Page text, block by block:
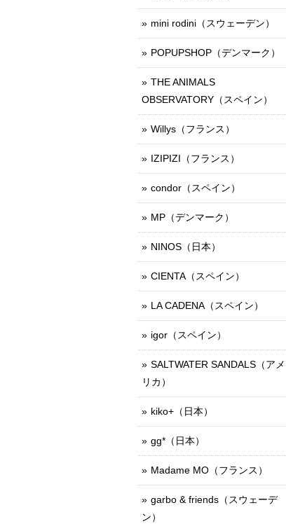
mini rodini（スウェーデン）
POPUPSHOP（デンマーク）
THE ANIMALS
OBSERVATORY（スペイン）
Willys（フランス）
IZIPIZI（フランス）
condor（スペイン）
MP（デンマーク）
NINOS（日本）
CIENTA（スペイン）
LA CADENA（スペイン）
igor（スペイン）
SALTWATER SANDALS（アメ
リカ）
kiko+（日本）
gg*（日本）
Madame MO（フランス）
garbo & friends（スウェーデ
ン）